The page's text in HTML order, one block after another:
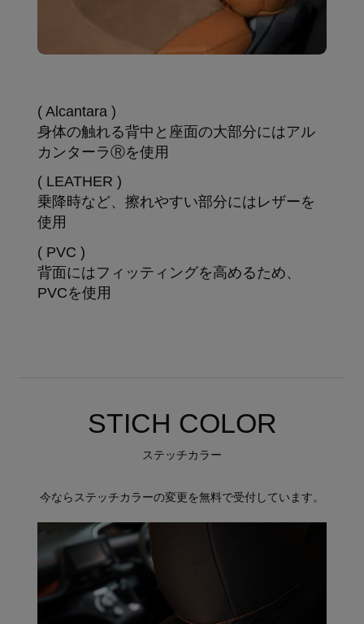
( Alcantara )
身体の触れる背中と座面の大部分にはアル
カンターラⓇを使用
( LEATHER )
乗降時など、擦れやすい部分にはレザーを
使用
( PVC )
背面にはフィッティングを高めるため、
PVCを使用
STICH COLOR
ステッチカラー
今ならステッチカラーの変更を無料で受付しています。